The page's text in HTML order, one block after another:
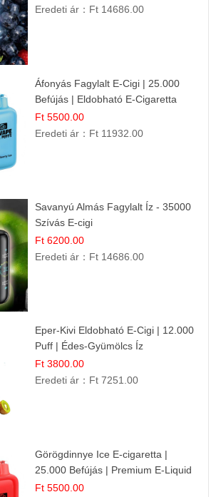
Eredeti ár： Ft 14686.00
Áfonyás Fagylalt E-Cigi | 25.000
Befújás | Eldobható E-Cigaretta
Ft 5500.00
Eredeti ár： Ft 11932.00
Savanyú Almás Fagylalt Íz - 35000
Szívás E-cigi
Ft 6200.00
Eredeti ár： Ft 14686.00
Eper-Kivi Eldobható E-Cigi | 12.000
Puff | Édes-Gyümölcs Íz
Ft 3800.00
Eredeti ár： Ft 7251.00
Görögdinnye Ice E-cigaretta |
25.000 Befújás | Premium E-Liquid
Ft 5500.00